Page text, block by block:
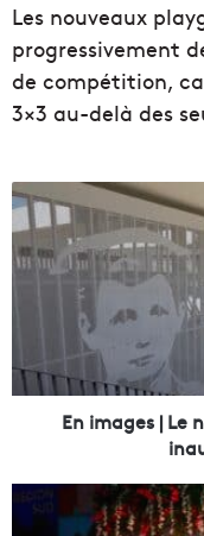
Les nouveaux
progressivement
de compétition,
3×3 au-delà des
E
n
m
s
|
o
u
En images | Le
P
a